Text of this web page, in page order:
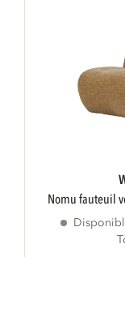
nomu fauteuil